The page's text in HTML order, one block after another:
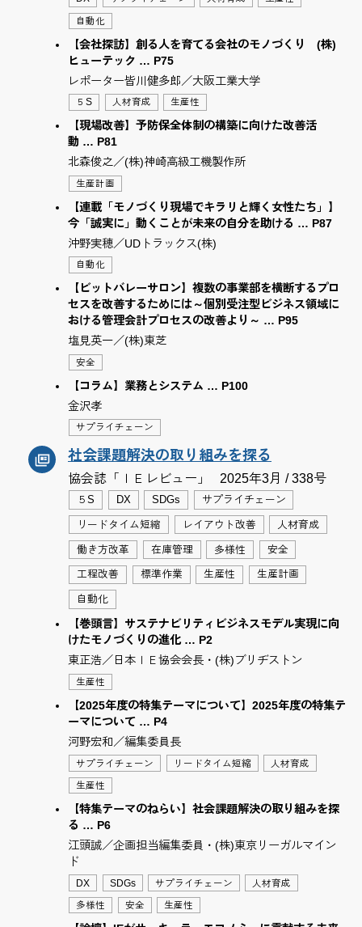
自動化
【会社探訪】創る人を育てる会社のモノづくり (株)
ヒューテック … P75
レポーター皆川健多郎／大阪工業大学
５S 人材育成 生産性
【現場改善】予防保全体制の構築に向けた改善活
動 … P81
北森俊之／(株)神崎高級工機製作所
生産計画
【連載「モノづくり現場でキラリと輝く女性たち」】
今「誠実に」動くことが未来の自分を助ける … P87
沖野実穂／UDトラックス(株)
自動化
【ビットバレーサロン】複数の事業部を横断するプロ
セスを改善するためには～個別受注型ビジネス領域に
おける管理会計プロセスの改善より～ … P95
塩見英一／(株)東芝
安全
【コラム】業務とシステム … P100
金沢孝
サプライチェーン
社会課題解決の取り組みを探る
協会誌「ＩＥレビュー」 2025年3月 / 338号
５S DX SDGs サプライチェーン
リードタイム短縮 レイアウト改善 人材育成
働き方改革 在庫管理 多様性 安全
工程改善 標準作業 生産性 生産計画
自動化
【巻頭言】サステナビリティビジネスモデル実現に向
けたモノづくりの進化 … P2
東正浩／日本ＩＥ協会会長・(株)ブリヂストン
生産性
【2025年度の特集テーマについて】2025年度の特集テ
ーマについて … P4
河野宏和／編集委員長
サプライチェーン リードタイム短縮 人材育成
生産性
【特集テーマのねらい】社会課題解決の取り組みを探
る … P6
江頭誠／企画担当編集委員・(株)東京リーガルマイン
ド
DX SDGs サプライチェーン 人材育成
多様性 安全 生産性